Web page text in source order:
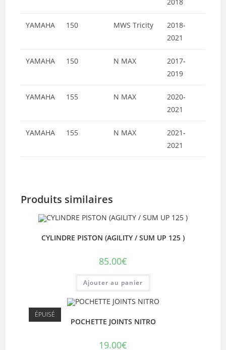
YAMAHA 150 MWS Tricity
2018-
2021
YAMAHA 150 N MAX
2017-
2019
YAMAHA 155 N MAX
2020-
2021
YAMAHA 155 N MAX
2021-
2021
Produits similaires
CYLINDRE PISTON (AGILITY / SUM UP 125 )
85.00€
Ajouter au panier
ÉPUISÉ
POCHETTE JOINTS NITRO
19.00€